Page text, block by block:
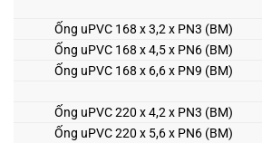
Ống uPVC 168 x 3,2 x PN3 (BM)
Ống uPVC 168 x 4,5 x PN6 (BM)
Ống uPVC 168 x 6,6 x PN9 (BM)
Ống uPVC 220 x 4,2 x PN3 (BM)
Ống uPVC 220 x 5,6 x PN6 (BM)